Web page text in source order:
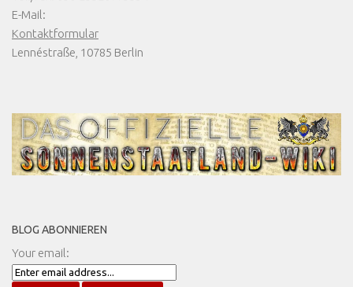
E-Mail:
Kontaktformular
Lennéstraße, 10785 Berlin
BLOG ABONNIEREN
Your email: